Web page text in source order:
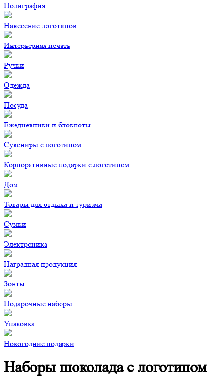
Полиграфия
Нанесение логотипов
Интерьерная печать
Ручки
Одежда
Посуда
Ежедневники и блокноты
Сувениры с логотипом
Корпоративные подарки с логотипом
Дом
Товары для отдыха и туризма
Сумки
Электроника
Наградная продукция
Зонты
Подарочные наборы
Упаковка
Новогодние подарки
Наборы шоколада с логотипом